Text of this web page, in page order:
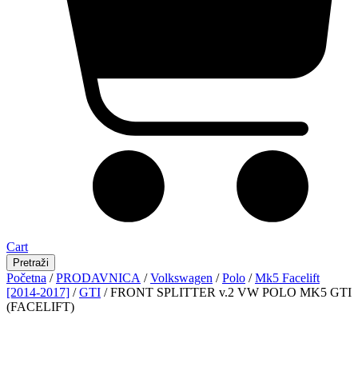
Cart
Pretraži
Početna /PRODAVNICA /Volkswagen /Polo /Mk5 Facelift
[2014-2017] /GTI / FRONT SPLITTER v.2 VW POLO MK5 GTI
(FACELIFT)